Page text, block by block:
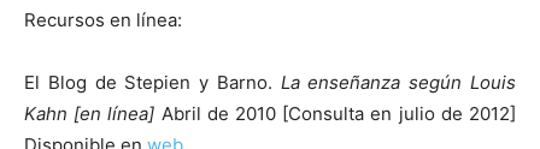
Recursos en línea:
El Blog de Stepien y Barno. La enseñanza según Louis
Kahn [en línea] Abril de 2010 [Consulta en julio de 2012]